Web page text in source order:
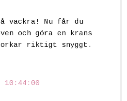
vackra! Nu får du
och göra en krans
torkar riktigt snyggt.
10:44:00